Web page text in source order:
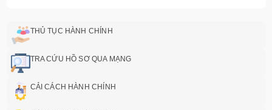
THỦ TỤC HÀNH CHÍNH
TRA CỨU HỒ SƠ QUA MẠNG
CẢI CÁCH HÀNH CHÍNH